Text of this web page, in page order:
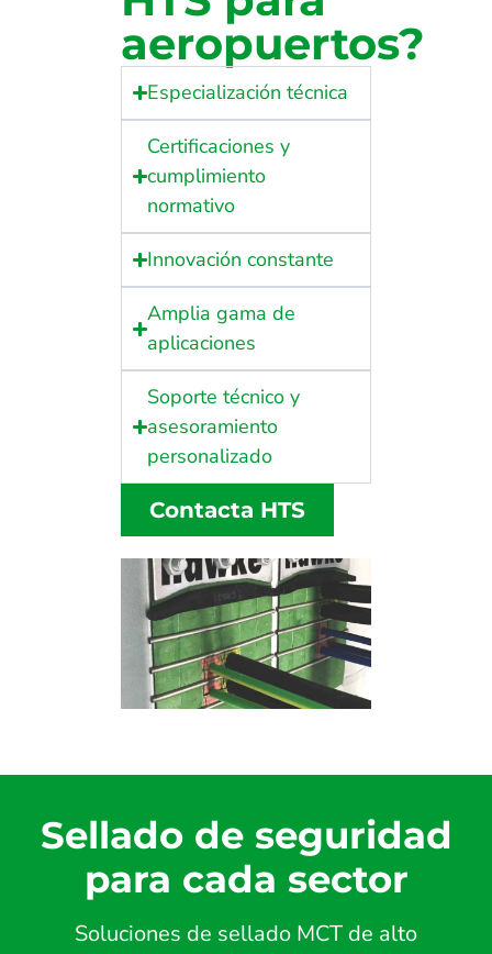
aeropuertos?
Especialización técnica
Certificaciones y
cumplimiento
normativo
Innovación constante
Amplia gama de
aplicaciones
Soporte técnico y
asesoramiento
personalizado
Contacta HTS
Sellado de seguridad
para cada sector
Soluciones de sellado MCT de alto